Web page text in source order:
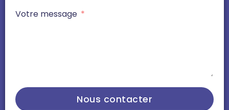
Votre message
Nous contacter